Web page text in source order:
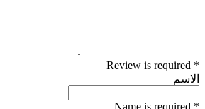
* Review is required
الاسم
* Name is required